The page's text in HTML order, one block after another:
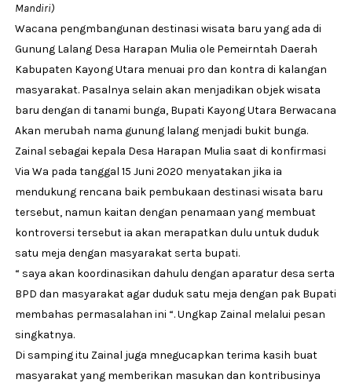
Mandiri)
Wacana pengmbangunan destinasi wisata baru yang ada di
Gunung Lalang Desa Harapan Mulia ole Pemeirntah Daerah
Kabupaten Kayong Utara menuai pro dan kontra di kalangan
masyarakat. Pasalnya selain akan menjadikan objek wisata
baru dengan di tanami bunga, Bupati Kayong Utara Berwacana
Akan merubah nama gunung lalang menjadi bukit bunga.
Zainal sebagai kepala Desa Harapan Mulia saat di konfirmasi
Via Wa pada tanggal 15 Juni 2020 menyatakan jika ia
mendukung rencana baik pembukaan destinasi wisata baru
tersebut, namun kaitan dengan penamaan yang membuat
kontroversi tersebut ia akan merapatkan dulu untuk duduk
satu meja dengan masyarakat serta bupati.
“ saya akan koordinasikan dahulu dengan aparatur desa serta
BPD dan masyarakat agar duduk satu meja dengan pak Bupati
membahas permasalahan ini “. Ungkap Zainal melalui pesan
singkatnya.
Di samping itu Zainal juga mnegucapkan terima kasih buat
masyarakat yang memberikan masukan dan kontribusinya